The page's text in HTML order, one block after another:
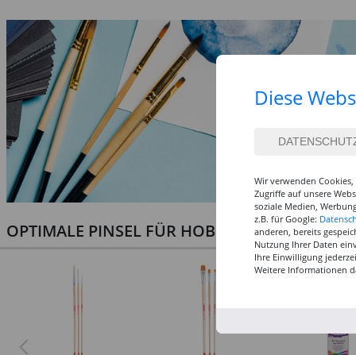
OPTIMALE PINSEL FÜR HOBBY & KUNST
Diese
Wir verwenden
Zugriffe auf unsere
soziale Medien,
z.B. für Google:
anderen, bereits
Nutzung Ihrer Daten
Ihre Einwilligung
Weitere Informationen